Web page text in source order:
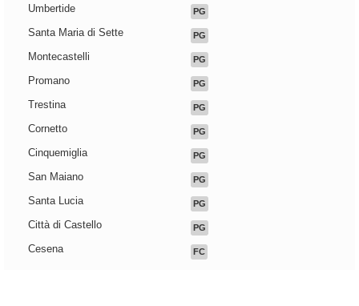
Umbertide PG
Santa Maria di Sette PG
Montecastelli PG
Promano PG
Trestina PG
Cornetto PG
Cinquemiglia PG
San Maiano PG
Santa Lucia PG
Città di Castello PG
Cesena FC